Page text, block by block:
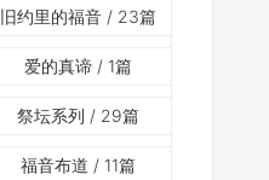
旧约里的福音/ 23篇
爱的真谛/ 1篇
祭坛系列 / 29篇
福音布道 / 11篇